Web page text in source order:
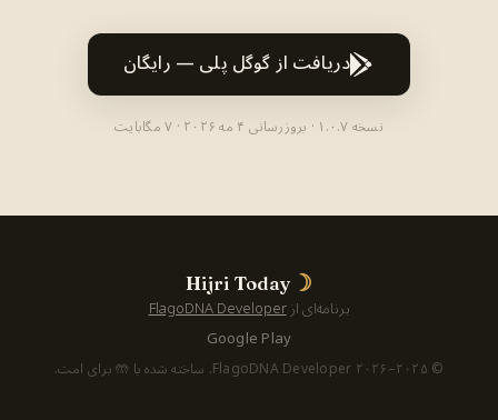
دریافت از گوگل پلی — رایگان
نسخه ۱.۰.۷ · بروزرسانی ۴ مه ۲۰۲۶ · ۷ مگابایت
☽
Hijri Today
برنامه‌ای ازFlagoDNA Developer
Google Play
© ۲۰۲۵–۲۰۲۶ FlagoDNA Developer. ساخته شده با 🤲 برای امت.